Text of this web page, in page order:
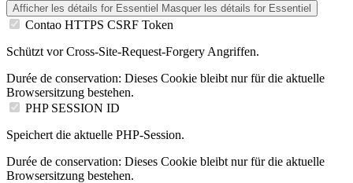
Afficher les détails for Essentiel Masquer les détails for Essentiel
Contao HTTPS CSRF Token
Schützt vor Cross-Site-Request-Forgery Angriffen.
Durée de conservation: Dieses Cookie bleibt nur für die aktuelle
Browsersitzung bestehen.
PHP SESSION ID
Speichert die aktuelle PHP-Session.
Durée de conservation: Dieses Cookie bleibt nur für die aktuelle
Browsersitzung bestehen.